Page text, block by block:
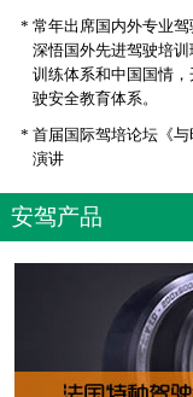
* 常年出席国内外专业
深悟国外先进驾驶培
训练体系和中国国情
驶安全教育体系。
* 首届国际驾培论坛《
演讲
安驾产品